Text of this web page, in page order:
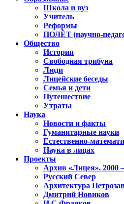
Школа и вуз
Учитель
Реформы
ПОЛЁТ (научно-
Общество
История
Свободная трибуна
Люди
Лицейские беседы
Семья и дети
Путешествие
Утраты
Наука
Новости и факты
Гуманитарные науки
Естественно-
Наука в лицах
Проекты
Архив «Лицея». 2000
Русский Север
Архитектура
Дмитрий Новиков